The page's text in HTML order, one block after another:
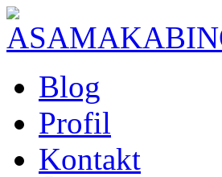
Blog
Profil
Kontakt